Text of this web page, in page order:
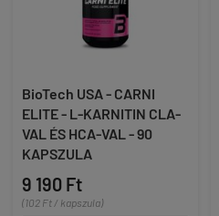
BioTech USA - CARNI
ELITE - L-KARNITIN CLA-
VAL ÉS HCA-VAL - 90
KAPSZULA
9 190 Ft
(102 Ft / kapszula)